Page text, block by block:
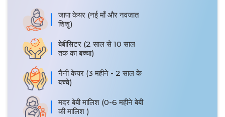
जापा केयर (नई माँ और नवजात
शिशु)
बेबीसिटर (2 साल से 10 साल
तक का बच्चा)
नैनी केयर (3 महीने - 2 साल के
बच्चे)
मदर बेबी मालिश (0-6 महीने बेबी
की मालिश )